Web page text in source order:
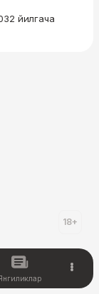
йилгача
18+